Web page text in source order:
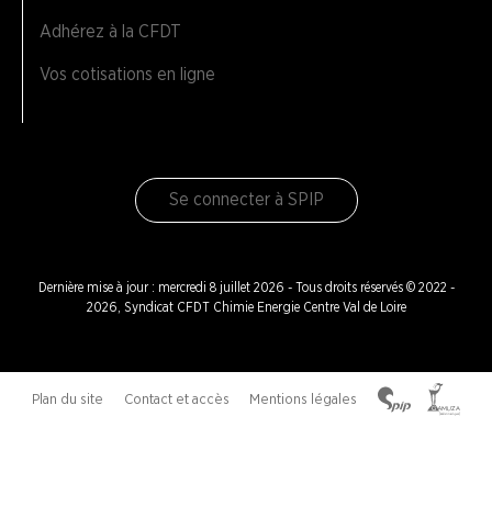
Adhérez à la CFDT
Vos cotisations en ligne
Se connecter à SPIP
Dernière mise à jour : mercredi 8 juillet 2026 - Tous droits réservés © 2022 -
2026, Syndicat CFDT Chimie Energie Centre Val de Loire
Plan du site Contact et accès Mentions légales